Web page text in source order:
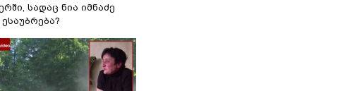
სადაც ნია იმნაძე
ესაუბრება?